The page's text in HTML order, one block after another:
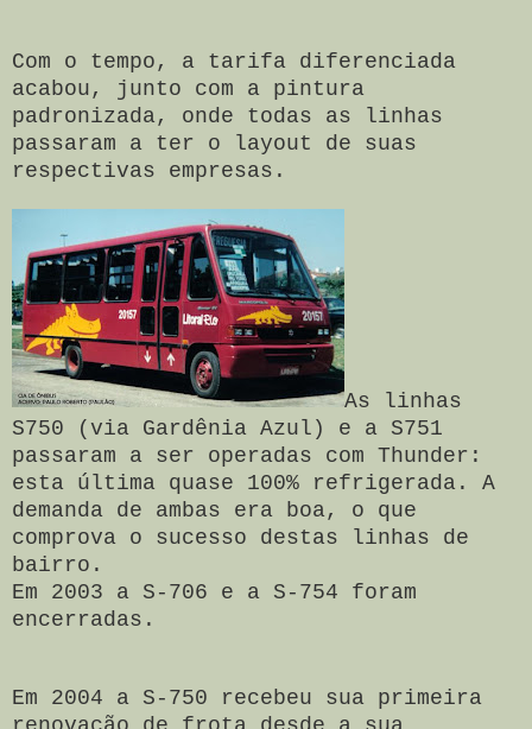
Com o tempo, a tarifa diferenciada
acabou, junto com a pintura
padronizada, onde todas as linhas
passaram a ter o layout de suas
respectivas empresas.
As linhas
S750 (via Gardênia Azul) e a S751
passaram a ser operadas com Thunder:
esta última quase 100% refrigerada. A
demanda de ambas era boa, o que
comprova o sucesso destas linhas de
bairro.
Em 2003 a S-706 e a S-754 foram
encerradas.
Em 2004 a S-750 recebeu sua primeira